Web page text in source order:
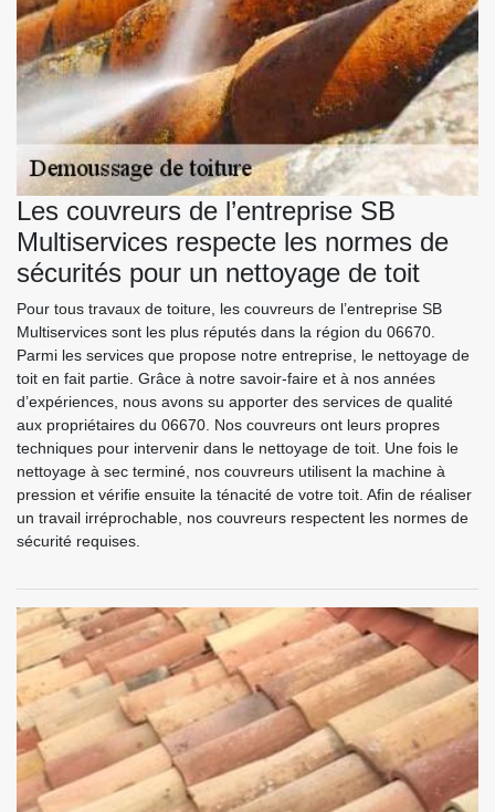
Les couvreurs de l’entreprise SB
Multiservices respecte les normes de
sécurités pour un nettoyage de toit
Pour tous travaux de toiture, les couvreurs de l’entreprise SB
Multiservices sont les plus réputés dans la région du 06670.
Parmi les services que propose notre entreprise, le nettoyage de
toit en fait partie. Grâce à notre savoir-faire et à nos années
d’expériences, nous avons su apporter des services de qualité
aux propriétaires du 06670. Nos couvreurs ont leurs propres
techniques pour intervenir dans le nettoyage de toit. Une fois le
nettoyage à sec terminé, nos couvreurs utilisent la machine à
pression et vérifie ensuite la ténacité de votre toit. Afin de réaliser
un travail irréprochable, nos couvreurs respectent les normes de
sécurité requises.